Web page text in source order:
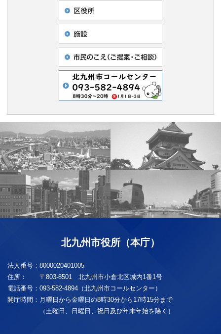
北九州市役所（本庁）
法人番号： 8000020401005
住所：
〒803-8501 北九州市小倉北区城内1番1号
電話番号： 093-582-4894（北九州市コールセンター）
開庁時間： 月曜日から金曜日の8時30分から17時15分まで
（土曜日、日曜日、祝日及び年末年始を除く）